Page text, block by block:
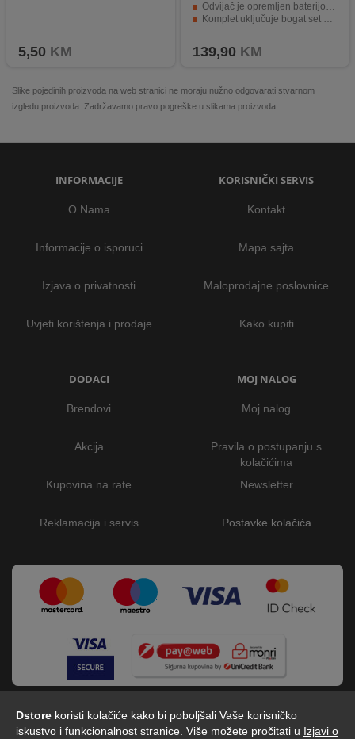
Dstore koristi kolačiće kako bi poboljšali Vaše korisničko
iskustvo i funkcionalnost stranice. Više možete pročitati u Izjavi o
5,50 KM
Odvijač je opremljen baterijom kapaciteta 2000 mAh
Komplet uključuje bogat set bitova
139,90 KM
Slike pojedinih proizvoda na web stranici ne moraju nužno odgovarati stvarnom
izgledu proizvoda. Zadržavamo pravo pogreške u slikama proizvoda.
INFORMACIJE
O Nama
Informacije o isporuci
Izjava o privatnosti
Uvjeti korištenja i prodaje
KORISNIČKI SERVIS
Kontakt
Mapa sajta
Maloprodajne poslovnice
Kako kupiti
DODACI
Brendovi
Akcija
Kupovina na rate
Reklamacija i servis
MOJ NALOG
Moj nalog
Pravila o postupanju s
kolačićima
Newsletter
Postavke kolačića